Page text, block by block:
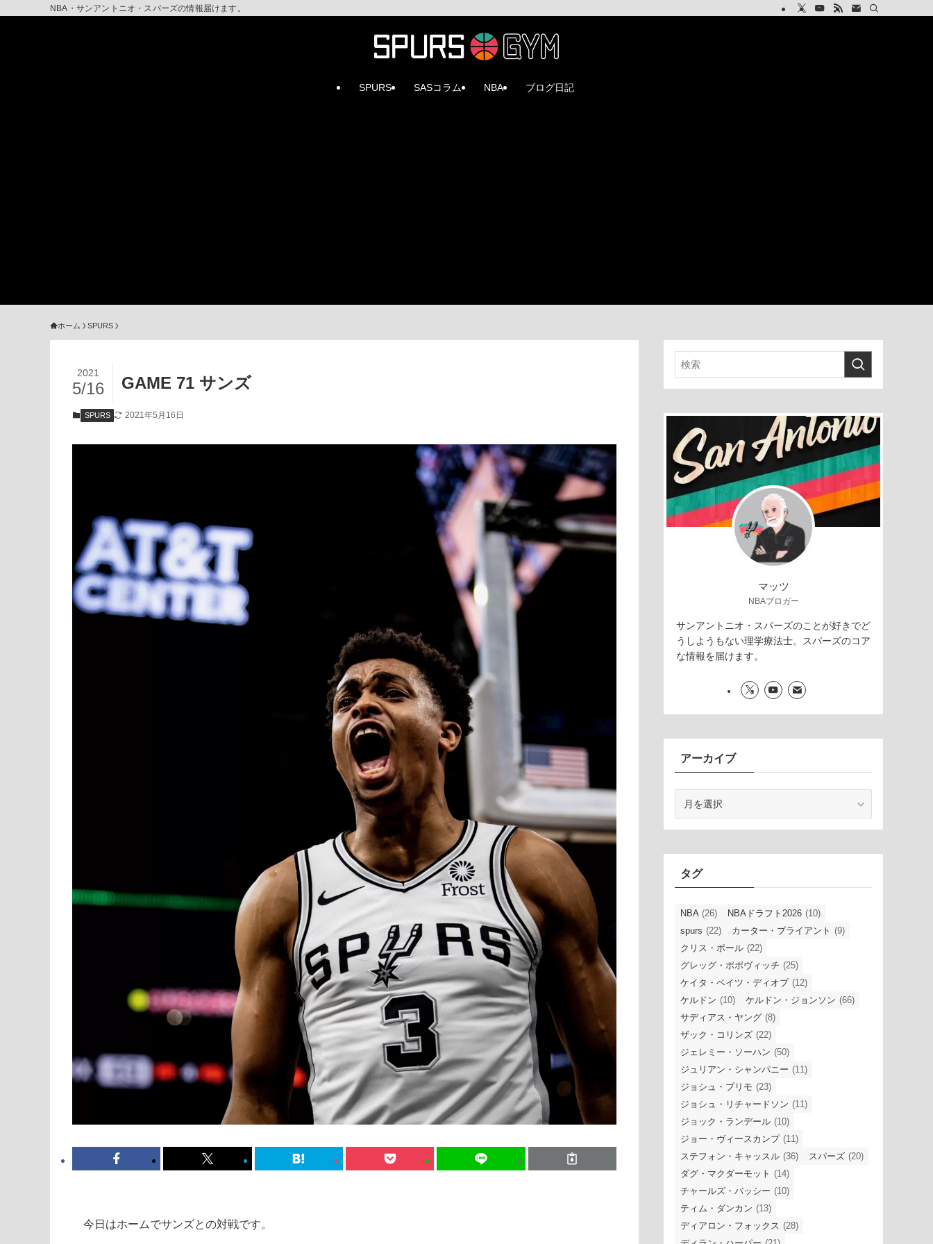
NBA・サンアントニオ・スパーズの情報届けます。
SPURS SASコラム NBA ブログ日記
ホーム SPURS
GAME 71 サンズ
2021
5/16
SPURS 2021年5月16日
今日はホームでサンズとの対戦です。
マッツ
NBAブロガー
サンアントニオ・スパーズのことが好きでど
うしようもない理学療法士。スパーズのコア
な情報を届けます。
アーカイブ
ブ
タグ
NBA (26) NBAドラフト2026 (10)
spurs (22) カーター・ブライアント (9)
クリス・ポール (22)
グレッグ・ポポヴィッチ (25)
ケイタ・ベイツ・ディオプ (12)
ケルドン (10) ケルドン・ジョンソン (66)
サディアス・ヤング (8)
ザック・コリンズ (22)
ジェレミー・ソーハン (50)
ジュリアン・シャンパニー (11)
ジョシュ・プリモ (23)
ジョシュ・リチャードソン (11)
ジョック・ランデール (10)
ジョー・ヴィースカンプ (11)
ステフォン・キャッスル (36) スパーズ (20)
ダグ・マクダーモット (14)
チャールズ・バッシー (10)
ティム・ダンカン (13)
ディアロン・フォックス (28)